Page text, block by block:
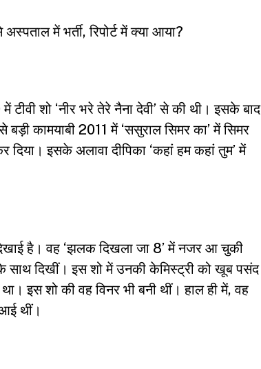
में भर्ती, रिपोर्ट में क्या आया?
शो ‘नीर भरे तेरे नैना देवी’ से की थी। इसके बाद
कामयाबी 2011 में ‘ससुराल सिमर का’ में सिमर
दिया। इसके अलावा दीपिका ‘कहां हम कहां तुम’ में
है। वह ‘झलक दिखला जा 8’ में नजर आ चुकी
साथ दिखीं। इस शो में उनकी केमिस्ट्री को खूब पसंद
इस शो की वह विनर भी बनी थीं। हाल ही में, वह
थीं।